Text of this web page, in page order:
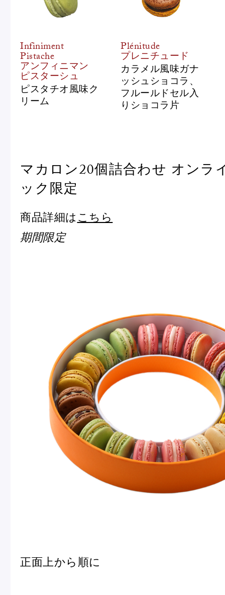
Infiniment
Pistache
アンフィニマン
ピスターシュ
ピスタチオ風味ク
リーム
Plénitude
プレニチュード
カラメル風味ガナ
ッシュショコラ、
フルールドセル入
りショコラ片
マカロン20個詰合わせ オンラ
ック限定
商品詳細は こちら
期間限定
正面上から順に